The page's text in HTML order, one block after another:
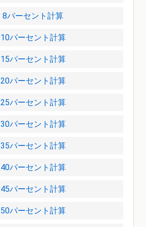
8パーセント計算
10パーセント計算
15パーセント計算
20パーセント計算
25パーセント計算
30パーセント計算
35パーセント計算
40パーセント計算
45パーセント計算
50パーセント計算